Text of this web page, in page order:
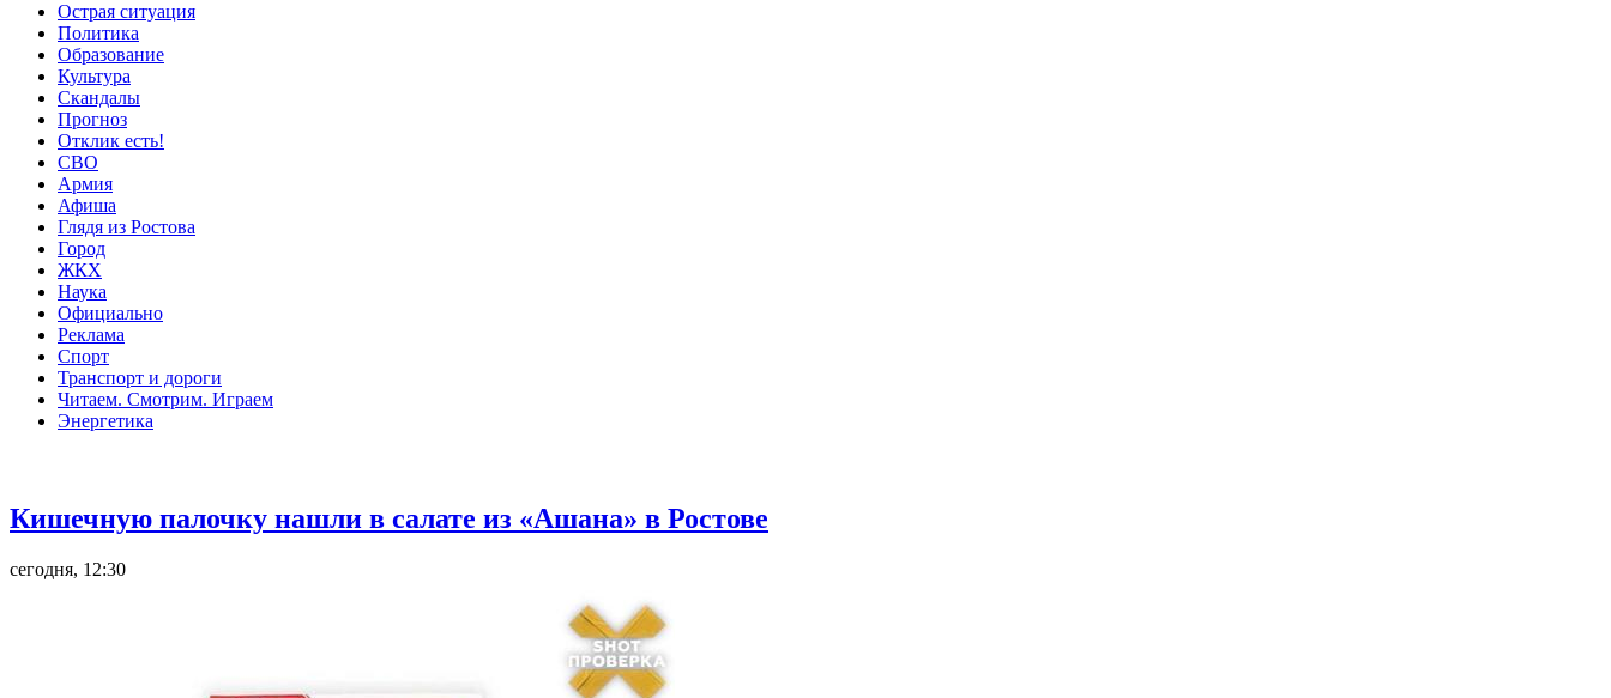
Острая ситуация
Политика
Образование
Культура
Скандалы
Прогноз
Отклик есть!
СВО
Армия
Афиша
Глядя из Ростова
Город
ЖКХ
Наука
Официально
Реклама
Спорт
Транспорт и дороги
Читаем. Смотрим. Играем
Энергетика
Кишечную палочку нашли в салате из «Ашана» в Ростове
сегодня, 12:30